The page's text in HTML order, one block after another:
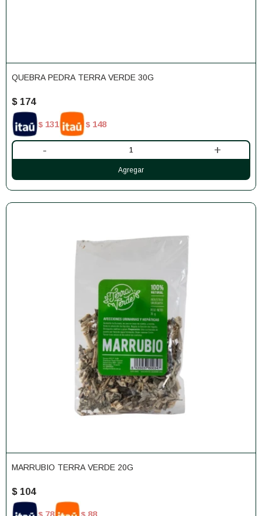
QUEBRA PEDRA TERRA VERDE 30G
$ 174
$ 131 $ 148
- +
MARRUBIO TERRA VERDE 20G
$ 104
78 88